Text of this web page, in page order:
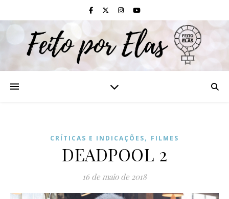
CRÍTICAS E INDICAÇÕES, FILMES
DEADPOOL 2
16 de maio de 2018